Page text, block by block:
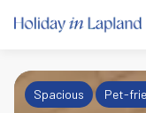
Spacious Pet-